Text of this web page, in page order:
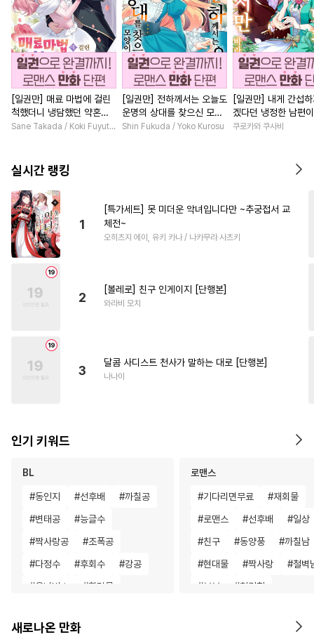
[일권만] 매료 마법에 걸린
척했더니 냉담했던 약혼자
가 맹목적인 사랑꾼이 되었
Sane Takada / Koki Fuyutsuki
[일권만] 전하께서는 오늘도
운명의 상대를 찾으신 모양
이네요 (웃음) [단행본]
Shin Fukuda / Yoko Kurosu
[일권만] 내게 간섭
겠다던 냉정한 남편
선지 저만 바라봅니
쿠로카와 쿠사비
실시간 랭킹
1
[특가세트] 못 미더운 악녀입니다만 ~추궁접서 교
체전~
오히츠지 에이, 유키 카나 / 나카무라 사츠키
2
[볼레로] 친구 인게이지 [단행본]
와라비 모치
3
달콤 사디스트 천사가 말하는 대로 [단행본]
나나이
인기 키워드
BL
#동인지 #선후배 #까칠공
#변태공 #능글수
#짝사랑공 #조폭공
#다정수 #후회수 #강공
#옴니버스 #힐링물
#집착공 #동정공
로맨스
#기다리면무료 #재회물
#로맨스 #선후배 #일상
#친구 #동양풍 #까칠남
#현대물 #짝사랑 #철벽
#부부 #첫경험
능욕
새로나온 만화